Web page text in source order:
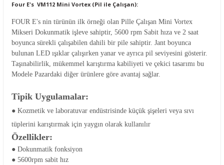
Four E's VM112 Mini Vortex (Pil ile Çalışan):
FOUR E's nin türünün ilk örneği olan Pille Çalışan Mini Vortex
Mikseri Dokunmatik işleve sahiptir, 5600 rpm Sabit hıza ve 2 saat
boyunca sürekli çalışabilen dahili bir pile sahiptir. Jant boyunca
bulunan LED ışıklar çalışırken yanar ve ayrıca pil seviyesini gösterir.
Taşınabilirlik, mükemmel karıştırma kabiliyeti ve çekici tasarımı bu
Modele Pazardaki diğer ürünlere göre avantaj sağlar.
Tipik Uygulamalar:
● Kozmetik ve laboratuvar endüstrisinde küçük şişeleri veya sıvı
tüplerini karıştırmak için yaygın olarak kullanılır
Özellikler:
● Dokunmatik fonksiyon
● 5600rpm sabit hız